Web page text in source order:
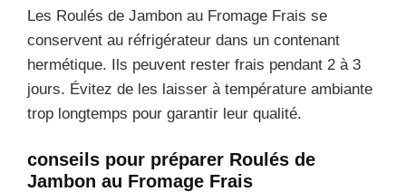
Les Roulés de Jambon au Fromage Frais se
conservent au réfrigérateur dans un contenant
hermétique. Ils peuvent rester frais pendant 2 à 3
jours. Évitez de les laisser à température ambiante
trop longtemps pour garantir leur qualité.
conseils pour préparer Roulés de
Jambon au Fromage Frais